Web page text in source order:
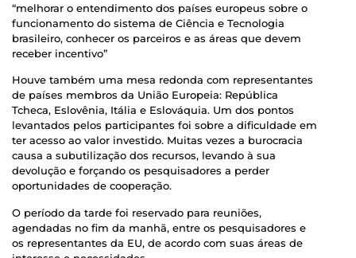
“melhorar o entendimento dos países europeus sobre o
funcionamento do sistema de Ciência e Tecnologia
brasileiro, conhecer os parceiros e as áreas que devem
receber incentivo”
Houve também uma mesa redonda com representantes
de países membros da União Europeia: República
Tcheca, Eslovênia, Itália e Eslováquia. Um dos pontos
levantados pelos participantes foi sobre a dificuldade em
ter acesso ao valor investido. Muitas vezes a burocracia
causa a subutilização dos recursos, levando à sua
devolução e forçando os pesquisadores a perder
oportunidades de cooperação.
O período da tarde foi reservado para reuniões,
agendadas no fim da manhã, entre os pesquisadores e
os representantes da EU, de acordo com suas áreas de